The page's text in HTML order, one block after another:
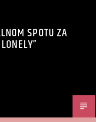
SPOTU ZA